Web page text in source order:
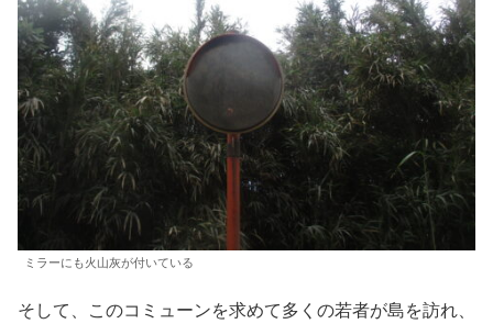
ミラーにも火山灰が付いている
そして、このコミューンを求めて多くの若者が島を訪れ、